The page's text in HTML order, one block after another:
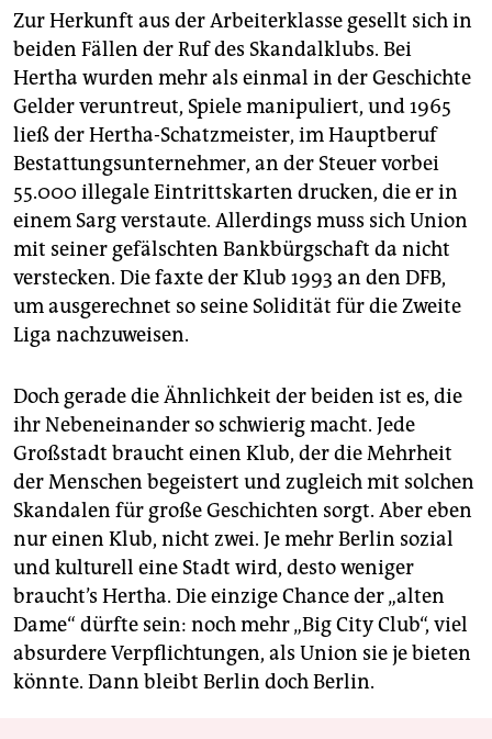
Zur Herkunft aus der Arbeiterklasse gesellt sich in
beiden Fällen der Ruf des Skandalklubs. Bei
Hertha wurden mehr als einmal in der Geschichte
Gelder veruntreut, Spiele manipuliert, und 1965
ließ der Hertha-Schatzmeister, im Hauptberuf
Bestattungsunternehmer, an der Steuer vorbei
55.000 illegale Eintrittskarten drucken, die er in
einem Sarg verstaute. Allerdings muss sich Union
mit seiner gefälschten Bankbürgschaft da nicht
verstecken. Die faxte der Klub 1993 an den DFB,
um ausgerechnet so seine Solidität für die Zweite
Liga nachzuweisen.
Doch gerade die Ähnlichkeit der beiden ist es, die
ihr Nebeneinander so schwierig macht. Jede
Großstadt braucht einen Klub, der die Mehrheit
der Menschen begeistert und zugleich mit solchen
Skandalen für große Geschichten sorgt. Aber eben
nur einen Klub, nicht zwei. Je mehr Berlin sozial
und kulturell eine Stadt wird, desto weniger
braucht’s Hertha. Die einzige Chance der „alten
Dame“ dürfte sein: noch mehr „Big City Club“, viel
absurdere Verpflichtungen, als Union sie je bieten
könnte. Dann bleibt Berlin doch Berlin.